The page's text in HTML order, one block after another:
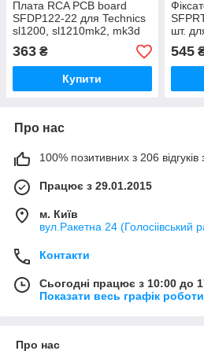
Плата RCA PCB board
SFDP122-22 для Technics
sl1200, sl1210mk2, mk3d
1210mk5 mk5g
363 ₴
Купити
шт.
545
Про нас
100% позитивних з 206 відгуків
Працює з 29.01.2015
м. Київ
вул.Ракетна 24 (Голосіівський
Контакти
Сьогодні працює з 10:00 до
Показати весь графік роботи
Про нас